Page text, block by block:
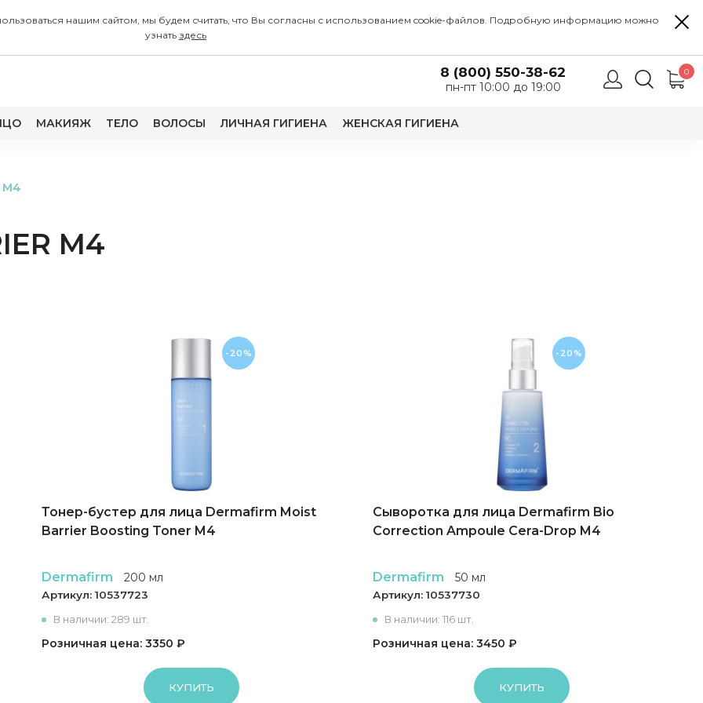
нашим сайтом, мы будем считать, что Вы согласны с использованием cookie-файлов. Подробную информацию можно
узнать здесь
8 (800) 550-38-62
пн-пт 10:00 до 19:00
0
МАКИЯЖ ТЕЛО ВОЛОСЫ ЛИЧНАЯ ГИГИЕНА ЖЕНСКАЯ ГИГИЕНА
M4
M4
Тонер-бустер для лица Dermafirm Moist
Barrier Boosting Toner M4
Dermafirm 200 мл
Артикул: 10537723
В наличии: 289 шт.
Розничная цена: 3350 ₽
КУПИТЬ
-20%
Сыворотка для лица Dermafirm Bio
Correction Ampoule Cera-Drop M4
Dermafirm 50 мл
Артикул: 10537730
В наличии: 116 шт.
Розничная цена: 3450 ₽
КУПИТЬ
-20%